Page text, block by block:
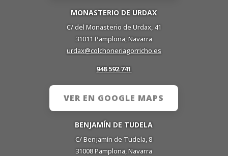
MONASTERIO DE URDAX
C/ del Monasterio de Urdax, 41
31011 Pamplona, Navarra
urdax@colchoneriagorricho.es
948 592 741
VER EN GOOGLE MAPS
BENJAMÍN DE TUDELA
C/ Benjamín de Tudela, 8
31008 Pamplona, Navarra